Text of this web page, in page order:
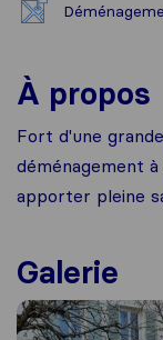
À propos
Fort d'une
déménagement
apporter pleine
Galerie